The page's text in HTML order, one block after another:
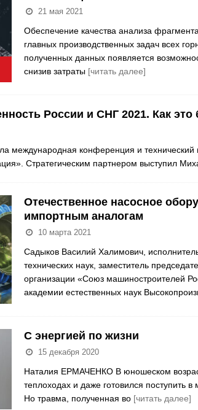
21 мая 2021
Обеспечение качества анализа
главных производственных задач всех
полученных данных появляется
снизив затраты [читать далее]
России и СНГ 2021. Как это
международная конференция и
Стратегическим партнером выступил
Отечественное насосное
импортным аналогам
10 марта 2021
Садыков Василий Халимович,
технических наук, заместитель
организации «Союз машиностроителей
академии естественных наук
С энергией по жизни
15 декабря 2020
Наталия ЕРМАЧЕНКО В юношеском
теплоходах и даже готовился поступить
Но травма, полученная во [читать далее]